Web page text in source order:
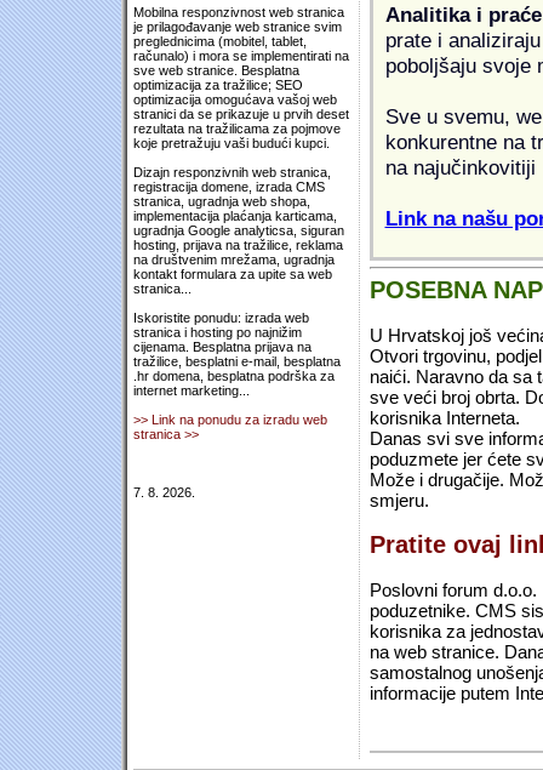
Mobilna responzivnost web stranica
je prilagođavanje web stranice svim
preglednicima (mobitel, tablet,
računalo) i mora se implementirati na
sve web stranice. Besplatna
optimizacija za tražilice; SEO
optimizacija omogućava vašoj web
stranici da se prikazuje u prvih deset
rezultata na tražilicama za pojmove
koje pretražuju vaši budući kupci.
Dizajn responzivnih web stranica,
registracija domene, izrada CMS
stranica, ugradnja web shopa,
implementacija plaćanja karticama,
ugradnja Google analyticsa, siguran
hosting, prijava na tražilice, reklama
na društvenim mrežama, ugradnja
kontakt formulara za upite sa web
stranica...
Iskoristite ponudu: izrada web
stranica i hosting po najnižim
cijenama. Besplatna prijava na
tražilice, besplatni e-mail, besplatna
.hr domena, besplatna podrška za
internet marketing...
>> Link na ponudu za izradu web
stranica >>
7. 8. 2026.
Analitika i
prate i
poboljšaju svoje
Sve u svemu,
konkurentne na
na najučinkovitiji
Link na našu
POSEBNA
U Hrvatskoj još
Otvori trgovinu,
naići. Naravno da sa
sve veći broj obrta.
korisnika Interneta.
Danas svi sve
poduzmete jer ćete
Može i drugačije.
smjeru.
Pratite ovaj
Poslovni forum
poduzetnike. CMS
korisnika za
na web stranice.
samostalnog
informacije putem